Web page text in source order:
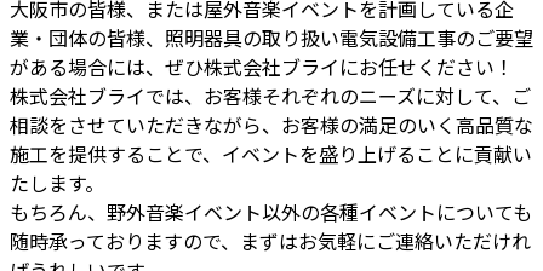
大阪市の皆様、または屋外音楽イベントを計画している企
業・団体の皆様、照明器具の取り扱い電気設備工事のご要望
がある場合には、ぜひ株式会社ブライにお任せください！
株式会社ブライでは、お客様それぞれのニーズに対して、ご
相談をさせていただきながら、お客様の満足のいく高品質な
施工を提供することで、イベントを盛り上げることに貢献い
たします。
もちろん、野外音楽イベント以外の各種イベントについても
随時承っておりますので、まずはお気軽にご連絡いただけれ